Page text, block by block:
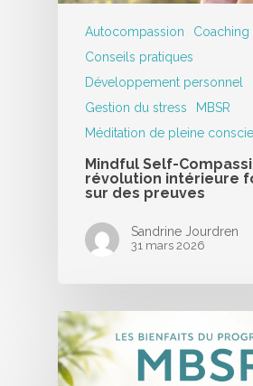
Autocompassion
Coaching
Conseils pratiques
Développement personnel
Gestion du stress
MBSR
Méditation de pleine
Mindful Self-
révolution intérieure
sur des preuves
Sandrine Jourdren
31 mars 2026